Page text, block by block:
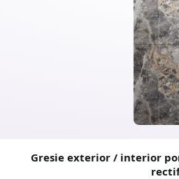
Gresie exterior / interior portelanata